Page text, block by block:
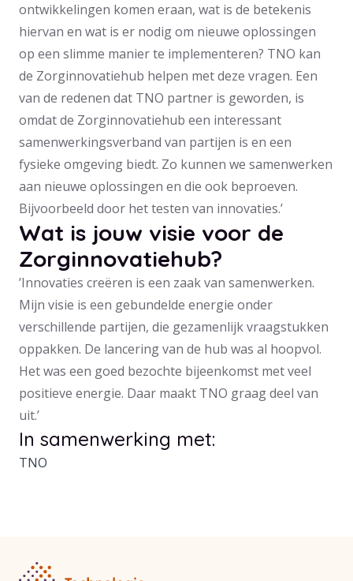
ontwikkelingen komen eraan, wat is de betekenis
hiervan en wat is er nodig om nieuwe oplossingen
op een slimme manier te implementeren? TNO kan
de Zorginnovatiehub helpen met deze vragen. Een
van de redenen dat TNO partner is geworden, is
omdat de Zorginnovatiehub een interessant
samenwerkingsverband van partijen is en een
fysieke omgeving biedt. Zo kunnen we samenwerken
aan nieuwe oplossingen en die ook beproeven.
Bijvoorbeeld door het testen van innovaties.’
Wat is jouw visie voor de
Zorginnovatiehub?
’Innovaties creëren is een zaak van samenwerken.
Mijn visie is een gebundelde energie onder
verschillende partijen, die gezamenlijk vraagstukken
oppakken. De lancering van de hub was al hoopvol.
Het was een goed bezochte bijeenkomst met veel
positieve energie. Daar maakt TNO graag deel van
uit.’
In samenwerking met:
TNO